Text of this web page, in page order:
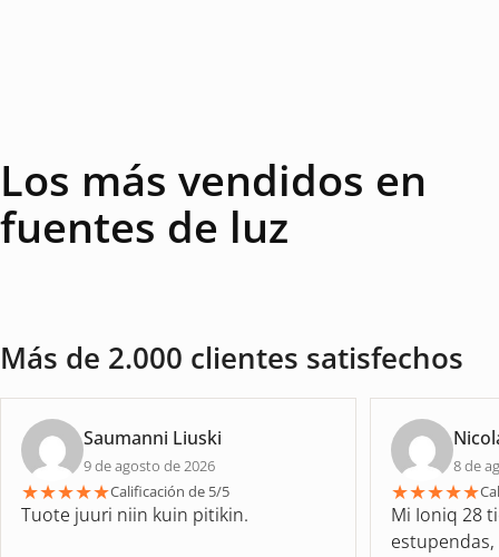
Los más vendidos en
fuentes de luz
Más de 2.000 clientes satisfechos
Saumanni Liuski
9 de agosto de 2026
★★★★★Calificación de 5/5
Tuote juuri niin kuin pitikin.
8 de
★★★★★
Mi Ioniq 28
estupendas,